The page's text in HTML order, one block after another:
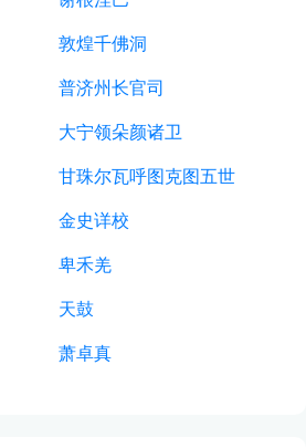
敦煌千佛洞
普济州长官司
大宁领朵颜诸卫
甘珠尔瓦呼图克图五世
金史详校
卑禾羌
天鼓
萧卓真